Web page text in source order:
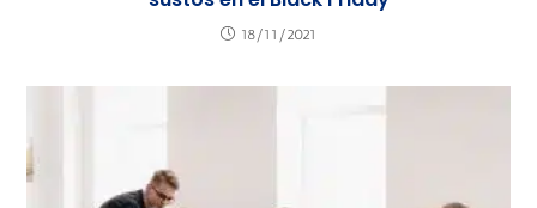
18/11/2021